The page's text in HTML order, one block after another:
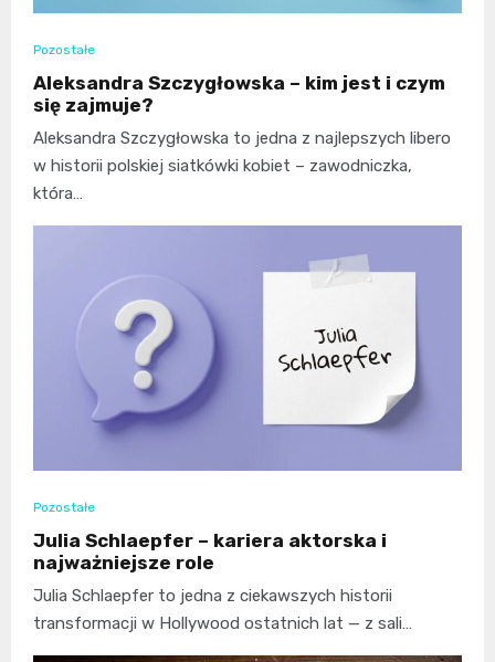
Pozostałe
Aleksandra Szczygłowska – kim jest i czym
się zajmuje?
Aleksandra Szczygłowska to jedna z najlepszych libero
w historii polskiej siatkówki kobiet – zawodniczka,
która…
Pozostałe
Julia Schlaepfer – kariera aktorska i
najważniejsze role
Julia Schlaepfer to jedna z ciekawszych historii
transformacji w Hollywood ostatnich lat — z sali…